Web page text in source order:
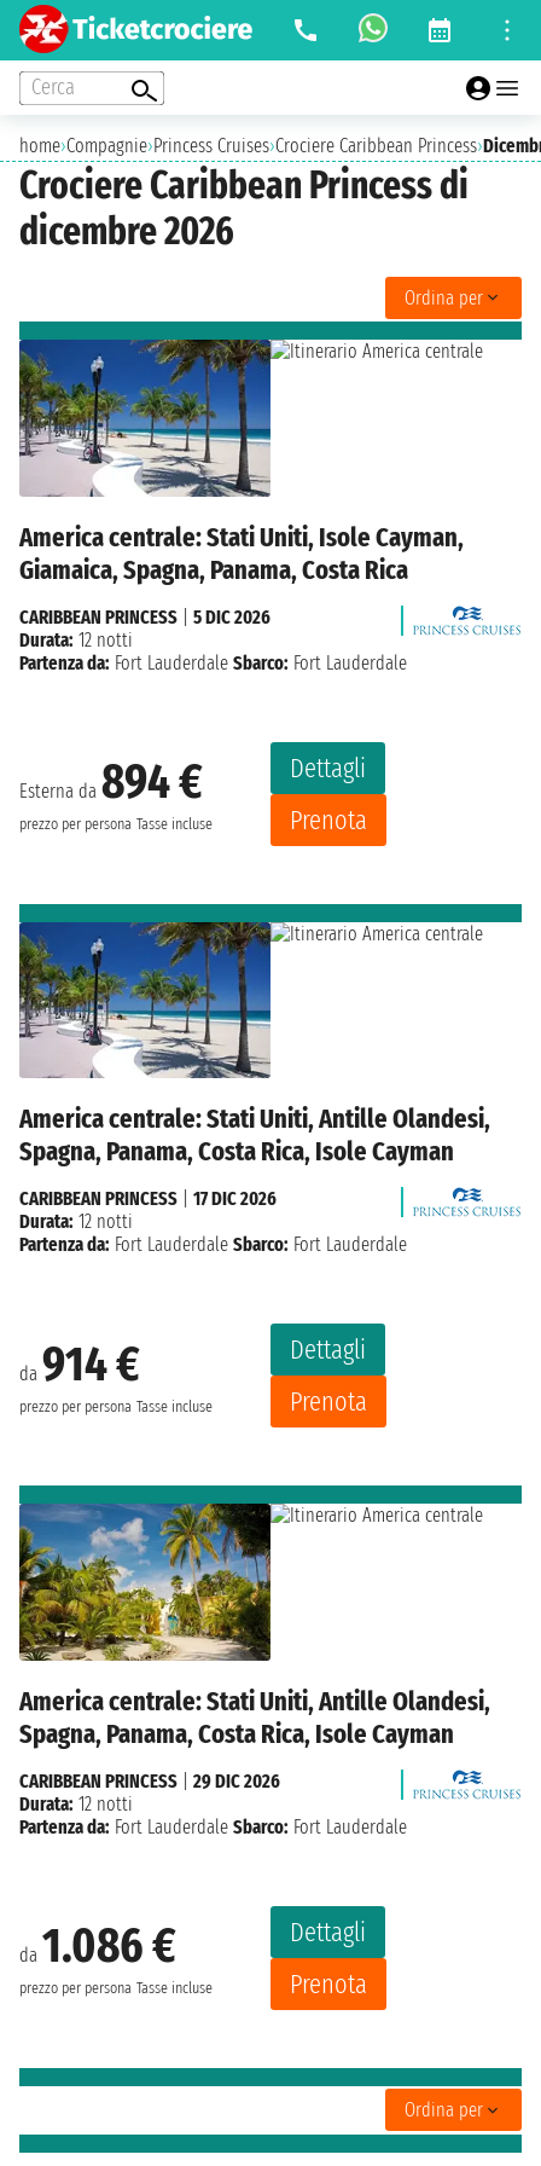
Cerca
home›Compagnie›Princess Cruises›Crociere Caribbean Princess›
Crociere Caribbean Princess di
dicembre 2026
Ordina per
America centrale: Stati Uniti, Isole Cayman,
Giamaica, Spagna, Panama, Costa Rica
Esterna da 894 €
prezzo per persona Tasse incluse
Dettagli
Prenota
CARIBBEAN PRINCESS
5 DIC 2026
Durata: 12 notti
Partenza da: Fort Lauderdale Sbarco: Fort Lauderdale
America centrale: Stati Uniti, Antille Olandesi,
Spagna, Panama, Costa Rica, Isole Cayman
da 914 €
prezzo per persona Tasse incluse
Dettagli
Prenota
CARIBBEAN PRINCESS
17 DIC 2026
Durata: 12 notti
Partenza da: Fort Lauderdale Sbarco: Fort Lauderdale
America centrale: Stati Uniti, Antille Olandesi,
Spagna, Panama, Costa Rica, Isole Cayman
da 1.086 €
prezzo per persona Tasse incluse
Dettagli
Prenota
CARIBBEAN PRINCESS
29 DIC 2026
Durata: 12 notti
Partenza da: Fort Lauderdale Sbarco: Fort Lauderdale
Ordina per